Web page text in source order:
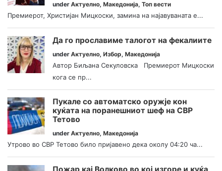
under Актуелно, Македонија, Топ вести
Премиерот, Христијан Мицкоски, замина на најавуваната е...
Да го прославиме талогот на фекалиите
under Актуелно, Избор, Македонија
Автор Биљана Секуловска Премиерот Мицкоски
кога се пр...
Пукале со автоматско оружје кон
куќата на поранешниот шеф на СВР
Тетово
under Актуелно, Македонија
Утрово во СВР Тетово било пријавено дека околу 04:20 ча...
Пожар кај Волково во кој изгоре и куќа